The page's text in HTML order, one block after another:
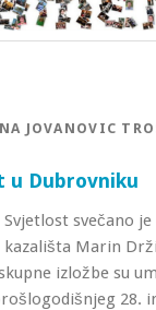
JOVANOVIC
u Dubrovniku
svečano
Marin
izložbe su
28.